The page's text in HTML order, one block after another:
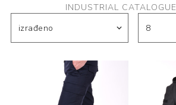
INDUSTRIAL